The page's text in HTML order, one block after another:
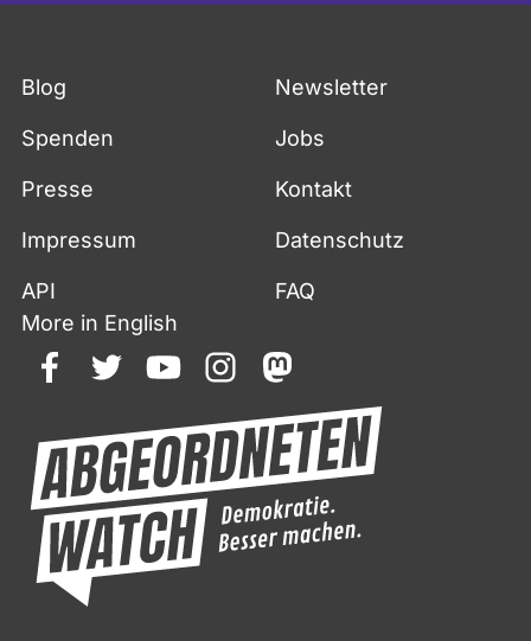
Blog Newsletter
Spenden Jobs
Presse Kontakt
Impressum Datenschutz
API
FAQ
More in English
facebooktwitteryoutubeinstagrammastodon